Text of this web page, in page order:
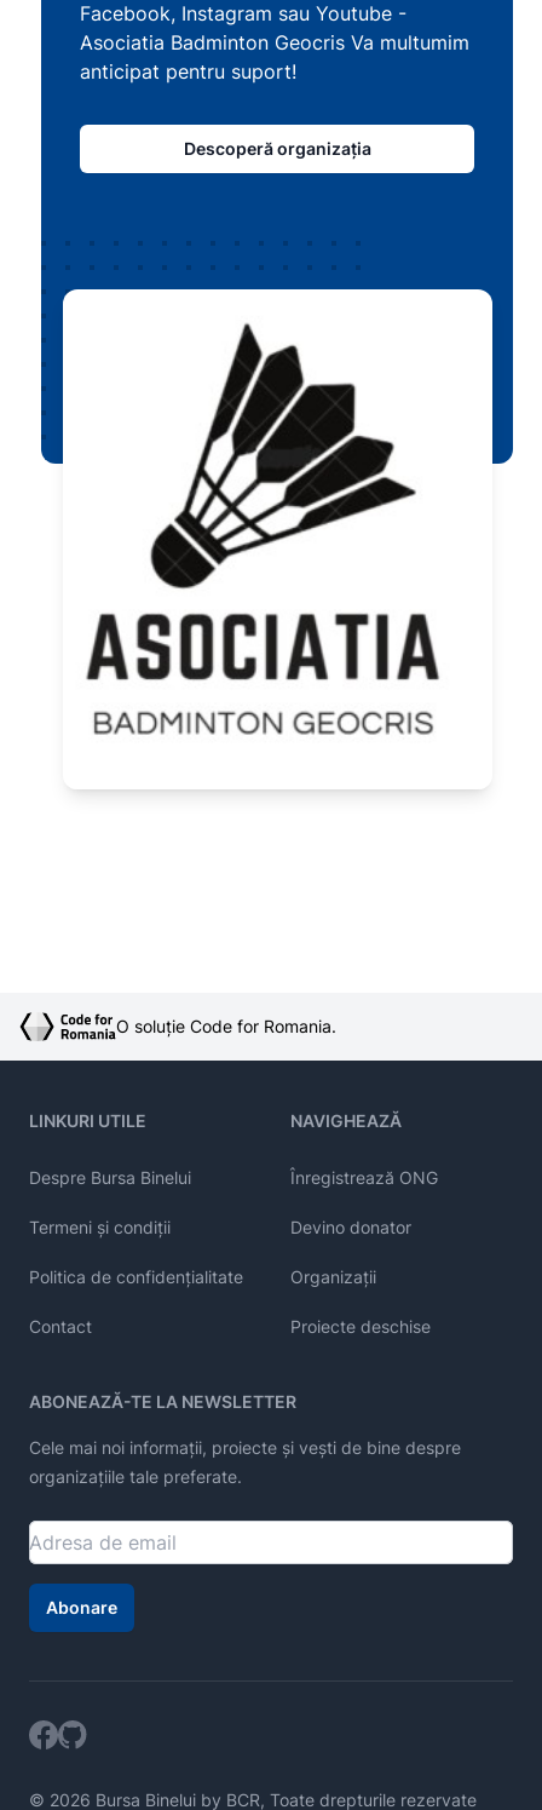
Facebook, Instagram sau Youtube -
Asociatia Badminton Geocris Va multumim
anticipat pentru suport!
Descoperă organizația
O soluție Code for Romania.
LINKURI UTILE
Despre Bursa Binelui
Termeni și condiții
Politica de confidențialitate
Contact
NAVIGHEAZĂ
Înregistrează ONG
Devino donator
Organizații
Proiecte deschise
ABONEAZĂ-TE LA NEWSLETTER
Cele mai noi informații, proiecte și vești de bine despre
organizațiile tale preferate.
Abonare
© 2026 Bursa Binelui by BCR, Toate drepturile rezervate